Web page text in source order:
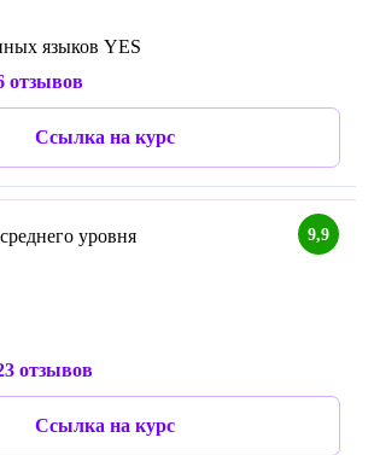
языков YES
отзывов
Ссылка на курс
9,9
уровня
отзывов
Ссылка на курс